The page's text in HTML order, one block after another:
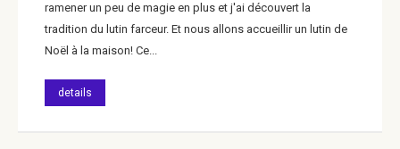
ramener un peu de magie en plus et j'ai découvert la
tradition du lutin farceur. Et nous allons accueillir un lutin de
Noël à la maison! Ce...
details